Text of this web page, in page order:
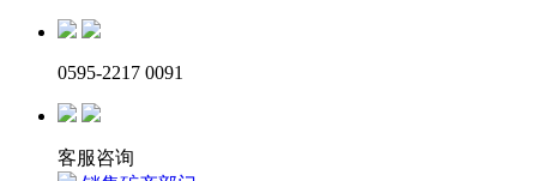
0595-2217 0091
客服咨询